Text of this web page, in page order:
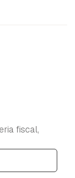
fiscal,